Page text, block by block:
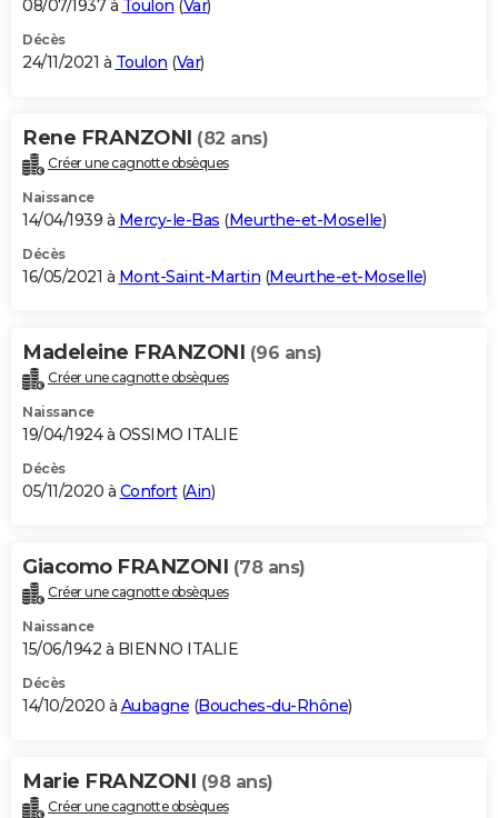
08/07/1937 à Toulon (Var)
Décès
24/11/2021 à Toulon (Var)
Rene FRANZONI (82 ans)
Créer une cagnotte obsèques
Naissance
14/04/1939 à Mercy-le-Bas (Meurthe-et-Moselle)
Décès
16/05/2021 à Mont-Saint-Martin (Meurthe-et-Moselle)
Madeleine FRANZONI (96 ans)
Créer une cagnotte obsèques
Naissance
19/04/1924 à OSSIMO ITALIE
Décès
05/11/2020 à Confort(Ain)
Giacomo FRANZONI (78 ans)
Créer une cagnotte obsèques
Naissance
15/06/1942 à BIENNO ITALIE
Décès
14/10/2020 à Aubagne (Bouches-du-Rhône)
Marie FRANZONI (98 ans)
Créer une cagnotte obsèques